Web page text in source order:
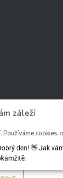
záleží
Používáme cookies,